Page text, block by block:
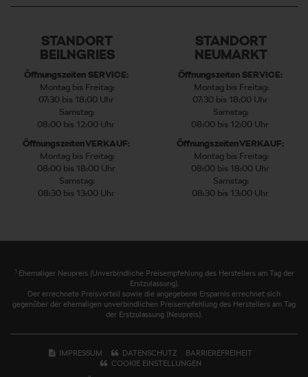
STANDORT
BEILNGRIES
Öffnungszeiten SERVICE:
Montag bis Freitag:
07:30 bis 18:00 Uhr
Samstag:
08:00 bis 12:00 Uhr
Öffnungszeiten VERKAUF:
Montag bis Freitag:
08:00 bis 18:00 Uhr
Samstag:
08:30 bis 13:00 Uhr
STANDORT
NEUMARKT
Öffnungszeiten SERVICE:
Montag bis Freitag:
07:30 bis 18:00 Uhr
Samstag:
08:00 bis 12:00 Uhr
Öffnungszeiten VERKAUF:
Montag bis Freitag:
08:00 bis 18:00 Uhr
Samstag:
08:30 bis 13:00 Uhr
1Ehemaliger Neupreis (Unverbindliche Preisempfehlung des Herstellers am Tag der
Erstzulassung).
Der errechnete Preisvorteil sowie die angegebene Ersparnis errechnet sich
gegenüber der ehemaligen unverbindlichen Preisempfehlung des Herstellers am Tag
der Erstzulassung (Neupreis).
IMPRESSUM DATENSCHUTZ
BARRIEREFREIHEIT
COOKIE EINSTELLUNGEN